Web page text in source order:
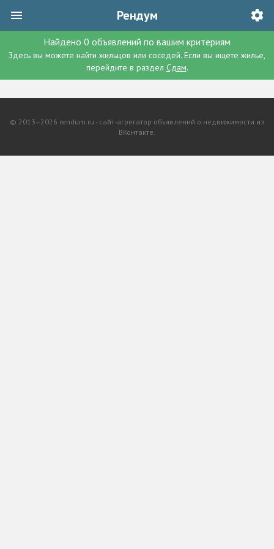
Рендум
Найдено 0 объявлений по вашим критериям
Здесь вы можете найти жильцов или соседей. Если вы ищете жилье,
перейдите в раздел Сдам.
© 2013–2026 rendum.ru - сайт-агрегатор объявлений о недвижимости из
ВКонтакте.